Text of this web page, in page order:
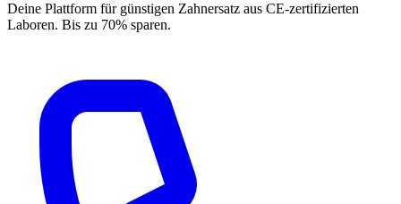
Deine Plattform für günstigen Zahnersatz aus CE-zertifizierten
Laboren. Bis zu 70% sparen.